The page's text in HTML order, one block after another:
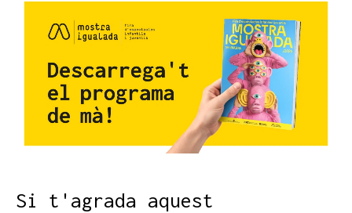
Si t'agrada aquest